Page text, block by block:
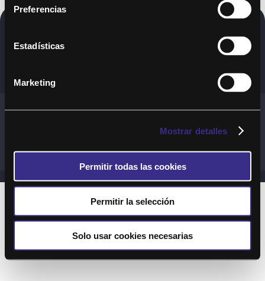
Preferencias
Estadísticas
Marketing
Mostrar detalles
Permitir todas las cookies
Permitir la selección
Solo usar cookies necesarias
Copyright © 2020. Todos los derechos
Términos y Cond. Generales de uso del Servicio
Preguntas Frecuentes